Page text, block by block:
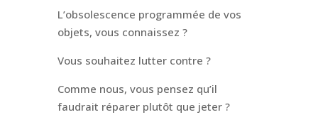
L’obsolescence programmée de vos
objets, vous connaissez ?
Vous souhaitez lutter contre ?
Comme nous, vous pensez qu’il
faudrait réparer plutôt que jeter ?